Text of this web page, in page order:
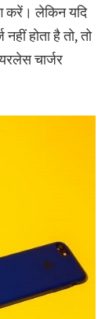
करें। लेकिन यदि
होता है तो, तो
चार्जर